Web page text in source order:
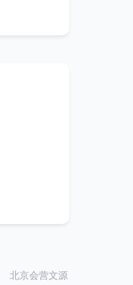
北京会营文源